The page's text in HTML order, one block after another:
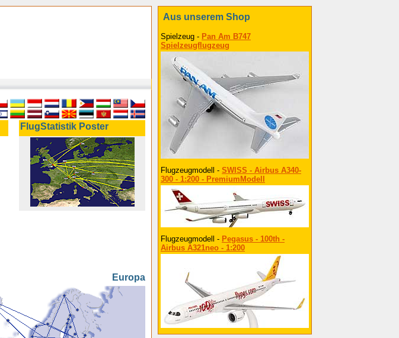
FlugStatistik Poster
Europa
Aus unserem Shop
Spielzeug - Pan Am B747
Spielzeugflugzeug
Flugzeugmodell - SWISS - Airbus A340-
300 - 1:200 - PremiumModell
Flugzeugmodell - Pegasus - 100th -
Airbus A321neo - 1:200